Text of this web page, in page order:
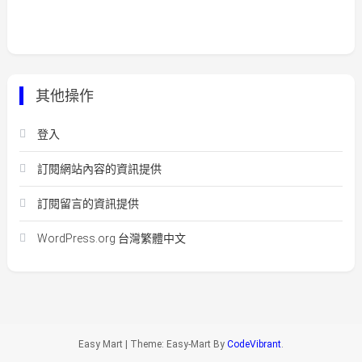
其他操作
登入
訂閱網站內容的資訊提供
訂閱留言的資訊提供
WordPress.org 台灣繁體中文
Easy Mart Theme: Easy-Mart By CodeVibrant.